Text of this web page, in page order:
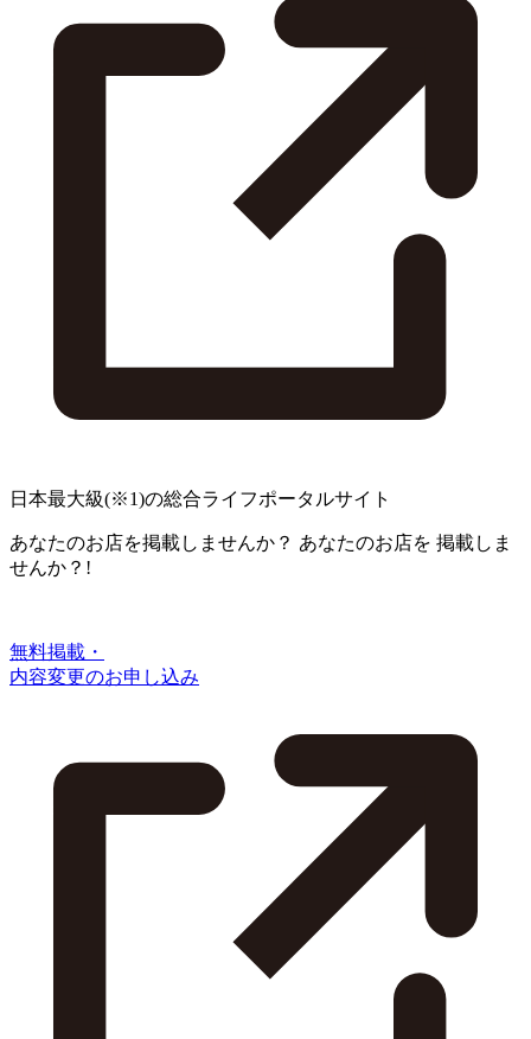
日本最大級(※1)の総合ライフポータルサイト
あなたのお店を掲載しませんか？ あなたのお店を 掲載しま
せんか？!
無料掲載・
内容変更のお申し込み